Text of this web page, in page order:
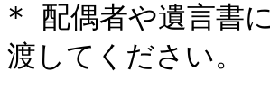
* 配偶者や遺言書
渡してください。